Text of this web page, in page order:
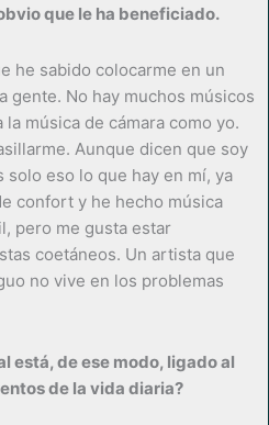
que le ha beneficiado.
he sabido colocarme en un
gente. No hay muchos músicos
música de cámara como yo.
Aunque dicen que soy
eso lo que hay en mí, ya
confort y he hecho música
pero me gusta estar
coetáneos. Un artista que
no vive en los problemas
está, de ese modo, ligado al
de la vida diaria?